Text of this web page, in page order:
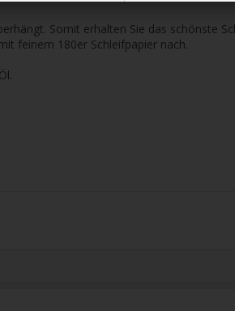
Somit erhalten Sie das schönste
feinem 180er Schleifpapier nach.